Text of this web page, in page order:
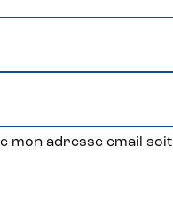
mon adresse email